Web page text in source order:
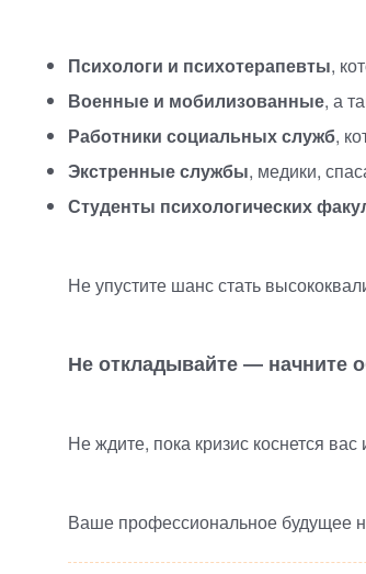
Психологи и психотерапевты,
Военные и мобилизованные, а
Работники социальных служб,
Экстренные службы, медики,
Студенты психологических
Не упустите шанс стать
Не откладывайте — начните
Не ждите, пока кризис коснется
Ваше профессиональное будущее